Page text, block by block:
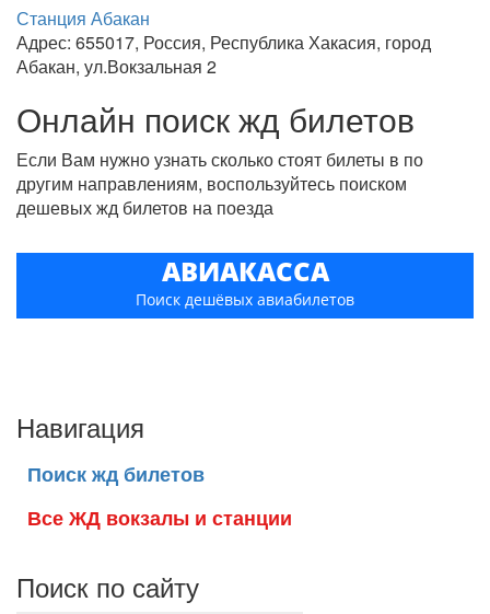
Станция Абакан
Адрес: 655017, Россия, Республика Хакасия, город
Абакан, ул.Вокзальная 2
Онлайн поиск жд билетов
Если Вам нужно узнать сколько стоят билеты в по
другим направлениям, воспользуйтесь поиском
дешевых жд билетов на поезда
АВИАКАССА
Поиск дешёвых авиабилетов
Навигация
Поиск жд билетов
Все ЖД вокзалы и станции
Поиск по сайту